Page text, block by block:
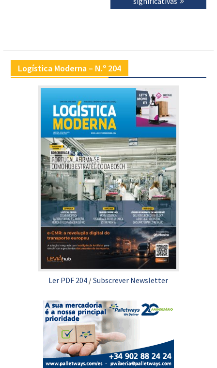
Logística Moderna – N.º 204
Ler PDF 204 /Subscrever Newsletter